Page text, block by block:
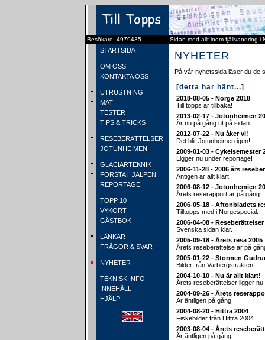
Besökare: 4979435 Sidan med allt inom fjällvandring i
STARTSIDA
OM OSS
KONTAKTA OSS
UTRUSTNING
MAT
TESTER
TIPS & TRICKS
RESEBERÄTTELSER
JOTUNHEIMEN
GLACIÄRTEKNIK
FÖRSTA HJÄLPEN
REPORTAGE
TOPP 10
VYKORT
GÄSTBOK
LÄNKAR
FRÅGOR & SVAR
NYHETER
TEKNISK INFO
INNEHÅLL
HJÄLP
NYHETER
På vår nyhetssida läser du de
[detta har hänt...]
2018-08-05 - Norge 2018
Till topps är tillbaka!
2013-02-17 - Jotunheimen
Är nu på gång ut på sidan.
2012-07-22 - Nu åker vi!
Det blir Jotunheimen igen!
2009-01-03 - Cykelsemester
Ligger nu under reportage!
2006-11-28 - 2006 års
Äntigen är allt klart!
2006-08-12 - Jotunhemien
Årets reserapport är på gång.
2006-05-18 - Aftonbladets
Tilltopps med i Norgespecial.
2006-04-08 -
Svenska sidan klar.
2005-09-18 - Årets resa 2005
Årets reseberättelse är på
2005-01-22 - Stormen
Bilder från Varbergstrakten
2004-10-10 - Nu är allt klart!
Årets reseberättelser ligger nu
2004-09-26 - Årets
Är äntligen på gång!
2004-08-20 - Hittra 2004
Fiskebilder från Hittra 2004
2003-08-04 - Årets
Är äntligen på gång!